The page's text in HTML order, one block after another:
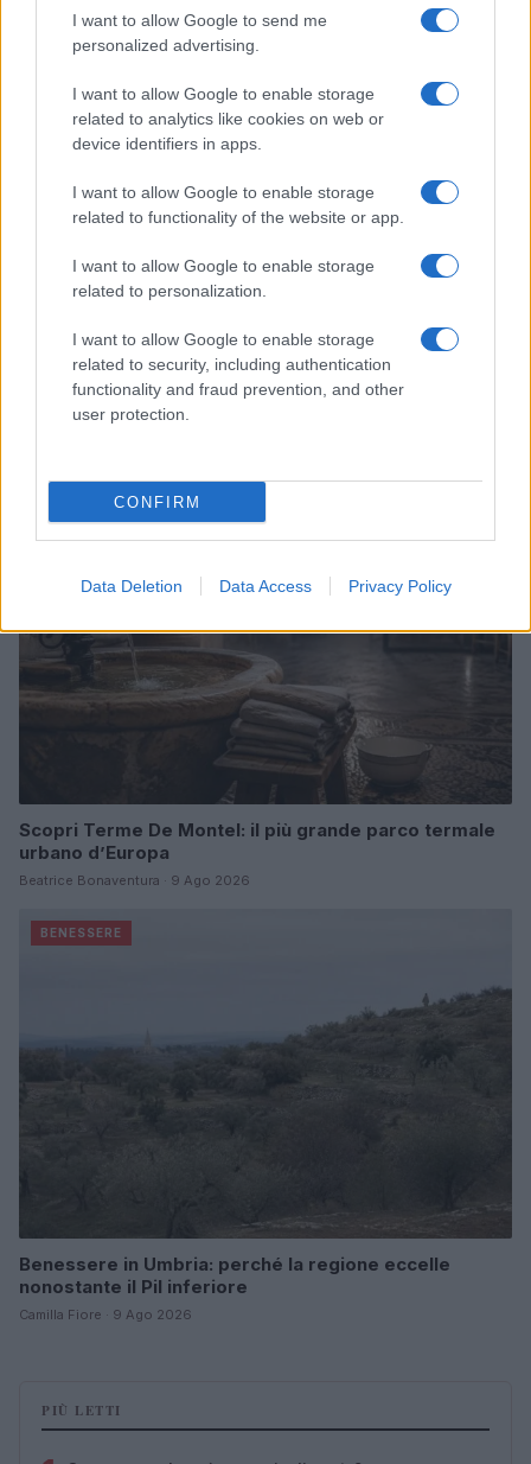
I want to allow Google to send me
personalized advertising.
I want to allow Google to enable storage
related to analytics like cookies on web or
device identifiers in apps.
I want to allow Google to enable storage
related to functionality of the website or app.
I want to allow Google to enable storage
related to personalization.
I want to allow Google to enable storage
related to security, including authentication
functionality and fraud prevention, and other
user protection.
CONFIRM
Data Deletion Data Access Privacy Policy
Scopri Noto: guida alla città barocca più elegante della
BENESSERE
Scopri Terme De Montel: il più grande parco termale
urbano d’Europa
Beatrice Bonaventura · 9 Ago 2026
BENESSERE
Benessere in Umbria: perché la regione eccelle
nonostante il Pil inferiore
Camilla Fiore · 9 Ago 2026
PIÙ LETTI